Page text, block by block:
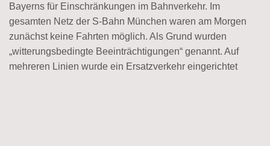
Bayerns für Einschränkungen im Bahnverkehr. Im
gesamten Netz der S-Bahn München waren am Morgen
zunächst keine Fahrten möglich. Als Grund wurden
„witterungsbedingte Beeinträchtigungen“ genannt. Auf
mehreren Linien wurde ein Ersatzverkehr eingerichtet